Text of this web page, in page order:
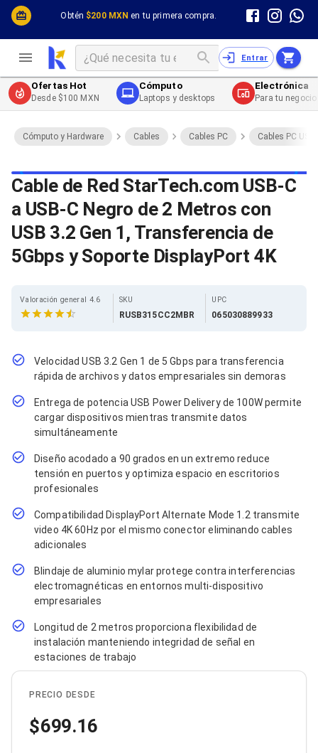
Obtén $200 MXN en tu primera compra.
Cómputo y Hardware
Desktop y Portátiles
Impresión y Consumibles
Celulares y Telefonía
Energía
Entrar
Cómputo y Hardware
Cables
Cables PC
Cables PC USB
Cables PC Serial
Cables PC SATA / eSATA
Cables PC SAS
Cables PC VGA / HD15
Cables de Audio / Video HDMI
Cables de Audio / Video VGA
Cables de Audio / Video RCA
Cables de Audio / Video Toslink
Cables de Audio / Video DVI
Cables de Energía
Cables de Poder (Interno)
Cables de Poder (Externo)
Cables Fibra Óptica
Cables SFP+
Jacks de Red
Conectores
Tapas y Cajas
Herramientas para Cables
Pinzas Ponchadoras
Probadores de Cable
Cortadoras de Cable
Protectores para Cables
Cables para Impresoras
Bobinas
Cableado Estructurado
Sujetadores de Cables
Cinchos
Adaptadores
Adaptadores PC
Adaptadores PC USB
Adaptadores PC Serial
Adaptadores PC SATA
Adaptadores PC IDE
Adaptadores PC Teclado
Bluetooth
Adaptadores Video
Adaptadores Video DisplayPort
Divisores de Video
Extensores y Receptores de Vídeo
Adaptadores Video DVI
Ofertas Hot
Desde $100 MXN
Cómputo
Laptops y desktops
Electrónica
Para tu
Cómputo y Hardware Cables Cables PC Cables PC USB
Cable de Red StarTech.com USB-C
a USB-C Negro de 2 Metros con
USB 3.2 Gen 1, Transferencia de
5Gbps y Soporte DisplayPort 4K
Valoración general 4.6 SKU
RUSB315CC2MBR
UPC
065030889933
Velocidad USB 3.2 Gen 1 de 5 Gbps para transferencia
rápida de archivos y datos empresariales sin demoras
Entrega de potencia USB Power Delivery de 100W permite
cargar dispositivos mientras transmite datos
simultáneamente
Diseño acodado a 90 grados en un extremo reduce
tensión en puertos y optimiza espacio en escritorios
profesionales
Compatibilidad DisplayPort Alternate Mode 1.2 transmite
video 4K 60Hz por el mismo conector eliminando cables
adicionales
Blindaje de aluminio mylar protege contra interferencias
electromagnéticas en entornos multi-dispositivo
empresariales
Longitud de 2 metros proporciona flexibilidad de
instalación manteniendo integridad de señal en
estaciones de trabajo
PRECIO DESDE
699.16